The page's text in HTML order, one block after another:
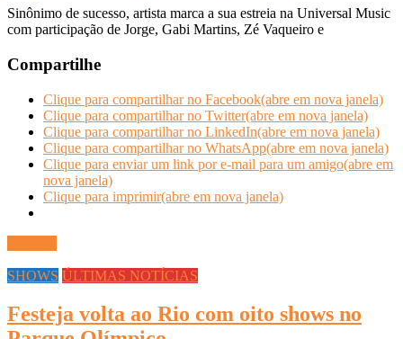
Sinônimo de sucesso, artista marca a sua estreia na Universal Music
com participação de Jorge, Gabi Martins, Zé Vaqueiro e
Compartilhe
Clique para compartilhar no Facebook(abre em nova janela)
Clique para compartilhar no Twitter(abre em nova janela)
Clique para compartilhar no LinkedIn(abre em nova janela)
Clique para compartilhar no WhatsApp(abre em nova janela)
Clique para enviar um link por e-mail para um amigo(abre em
nova janela)
Clique para imprimir(abre em nova janela)
SHOWS ÚLTIMAS NOTÍCIAS
Festeja volta ao Rio com oito shows no